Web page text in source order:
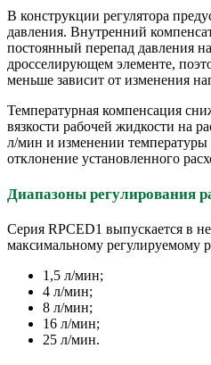
В конструкции регулятора
давления. Внутренний
постоянный перепад давления
дросселирующем элементе,
меньше зависит от изменения
Температурная компенсация
вязкости рабочей жидкости на
л/мин и изменении температуры
отклонение установленного
Диапазоны регулирования
Серия RPCED1 выпускается в
максимальному регулируемому
1,5 л/мин;
4 л/мин;
8 л/мин;
16 л/мин;
25 л/мин.